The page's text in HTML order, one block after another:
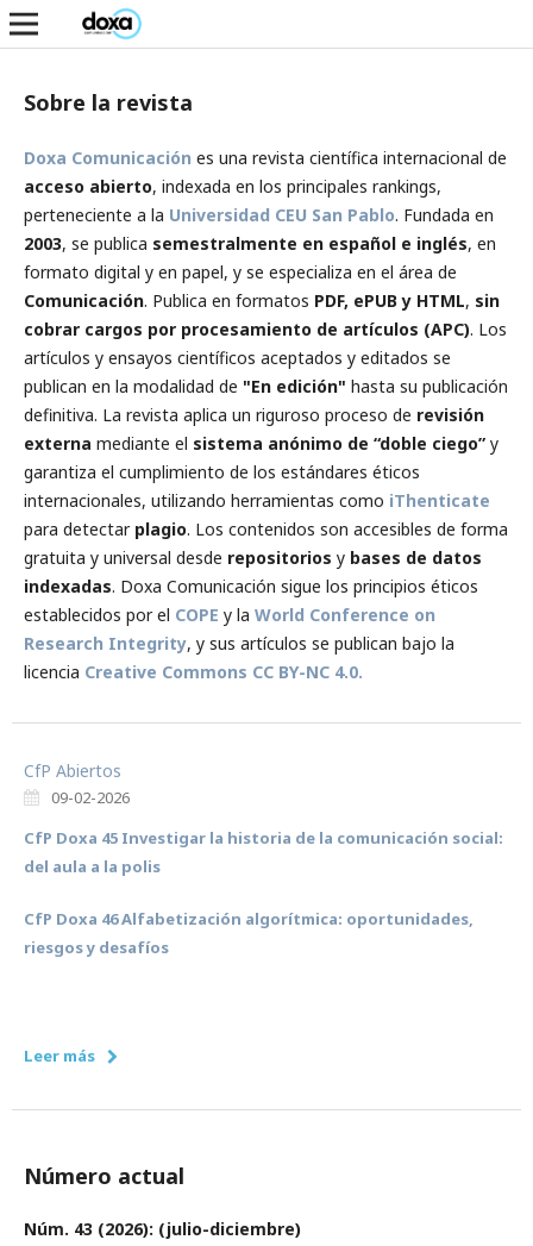
Sobre la revista
Doxa Comunicación es una revista científica internacional de
acceso abierto, indexada en los principales rankings,
perteneciente a la Universidad CEU San Pablo. Fundada en
2003, se publica semestralmente en español e inglés, en
formato digital y en papel, y se especializa en el área de
Comunicación. Publica en formatos PDF, ePUB y HTML, sin
cobrar cargos por procesamiento de artículos (APC). Los
artículos y ensayos científicos aceptados y editados se
publican en la modalidad de "En edición" hasta su publicación
definitiva. La revista aplica un riguroso proceso de revisión
externa mediante el sistema anónimo de “doble ciego”y
garantiza el cumplimiento de los estándares éticos
internacionales, utilizando herramientas como iThenticate
para detectar plagio. Los contenidos son accesibles de forma
gratuita y universal desde repositorios y bases de datos
indexadas. Doxa Comunicación sigue los principios éticos
establecidos por el COPE y la World Conference on
Research Integrity, y sus artículos se publican bajo la
licencia Creative Commons CC BY-NC 4.0.
CfP Abiertos
09-02-2026
CfP Doxa 45 Investigar la historia de la comunicación social:
del aula a la polis
CfP Doxa 46 Alfabetización algorítmica: oportunidades,
riesgos y desafíos
Leer más
Número actual
Núm. 43 (2026): (julio-diciembre)